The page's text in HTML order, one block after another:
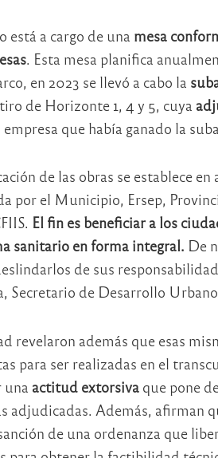
está a cargo de una mesa
. Esta mesa planifica
en 2023 se llevó a cabo la
de Horizonte 1, 4 y 5, cuya
que había ganado la
de las obras se establece
por el Municipio, Ersep,
El fin es beneficiar a los
sanitario en forma integral. De
de sus
Secretario de Desarrollo
revelaron además que esas
para ser realizadas en el
una actitud extorsivaque pone
adjudicadas. Además, afirman
de una ordenanza que